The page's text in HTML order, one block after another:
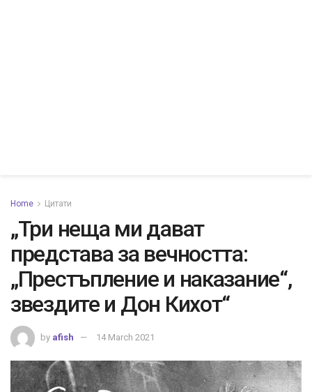
Home Цитати
„Три неща ми дават
представа за вечността:
„Престъпление и наказание“,
звездите и Дон Кихот“
by afish 14 March 2021